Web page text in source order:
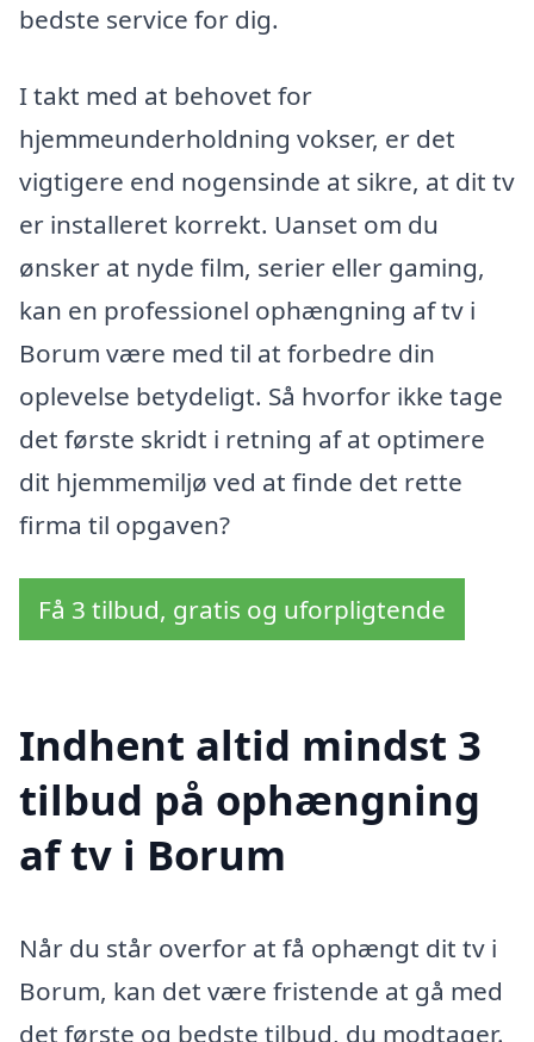
bedste service for dig.
I takt med at behovet for
hjemmeunderholdning vokser, er det
vigtigere end nogensinde at sikre, at dit tv
er installeret korrekt. Uanset om du
ønsker at nyde film, serier eller gaming,
kan en professionel ophængning af tv i
Borum være med til at forbedre din
oplevelse betydeligt. Så hvorfor ikke tage
det første skridt i retning af at optimere
dit hjemmemiljø ved at finde det rette
firma til opgaven?
Få 3 tilbud, gratis og uforpligtende
Indhent altid mindst 3
tilbud på ophængning
af tv i Borum
Når du står overfor at få ophængt dit tv i
Borum, kan det være fristende at gå med
det første og bedste tilbud, du modtager.